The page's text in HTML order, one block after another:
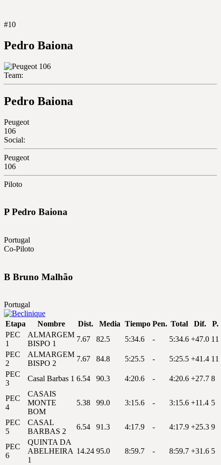
#10
Pedro Baiona
Team:
Pedro Baiona
Peugeot
106
Social:
Peugeot
106
Piloto
P Pedro Baiona
Portugal
Co-Piloto
B Bruno Malhão
Portugal
Etapa Nombre Dist. Media Tiempo Pen. Total Dif.
P.
PEC
1
ALMARGEM
BISPO 1
7.67 82.5 5:34.6 - 5:34.6 +47.0 11
PEC
2
ALMARGEM
BISPO 2
7.67 84.8 5:25.5 - 5:25.5 +41.4 11
PEC
3
Casal Barbas 1 6.54 90.3 4:20.6 - 4:20.6 +27.7 8
PEC
4
CASAIS
MONTE
BOM
5.38 99.0 3:15.6 - 3:15.6 +11.4 5
PEC
5
CASAL
BARBAS 2
6.54 91.3 4:17.9 - 4:17.9 +25.3 9
PEC
6
QUINTA DA
ABELHEIRA
1
14.24 95.0 8:59.7 - 8:59.7 +31.6 5